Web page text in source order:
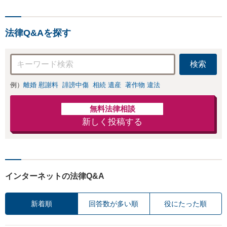
法律Q&Aを探す
検索
例） 離婚 慰謝料 誹謗中傷 相続 遺産 著作物 違法
無料法律相談
新しく投稿する
インターネットの法律Q&A
新着順 回答数が多い順 役にたった順